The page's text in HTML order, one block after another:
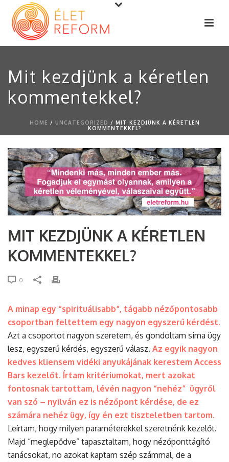
Mit kezdjünk a kéretlen
kommentekkel?
HOME / UNCATEGORIZED / MIT KEZDJÜNK A KÉRETLEN
KOMMENTEKKEL?
MIT KEZDJÜNK A KÉRETLEN
KOMMENTEKKEL?
0
A minap egy “spirituálisabb”, tágabb nézőpontosabb
csoportban feltettem egy nagyon egyszerű kérdést.
Azt a csoportot nagyon szeretem, és gondoltam sima ügy
lesz, egyszerű kérdés, egyszerű válasz. Az egyik nagyon
kedves kliensem vidéki anyukájának kerestem Access
Bars kezelőt. Írtam kritériumokat, mert azokat
fontosnak tartottam, lévén nagyon “nehéz” ügyről
van szó – nyilván ez is nézőpont kérdése, de ez
számára nehéz ügy, így én ezt tiszteletben tartom.
Leírtam, hogy milyen paraméterekkel szeretnénk kezelőt.
Majd “meglepődve” tapasztaltam, hogy nézőponttágító
tanácsokat, no azokat kaptam szép számmal, de a